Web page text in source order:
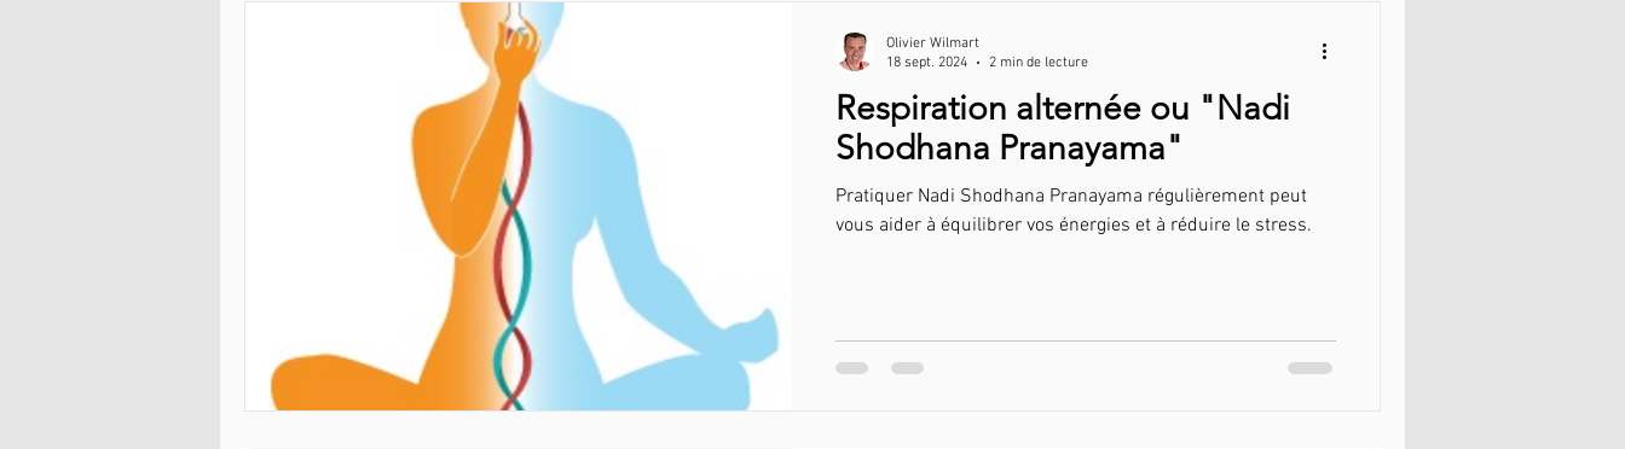
Respiration alternée ou "Nadi
Shodhana Pranayama"
Pratiquer Nadi Shodhana Pranayama régulièrement peut
vous aider à équilibrer vos énergies et à réduire le stress.
Olivier Wilmart
18 sept. 2024
2 min de lecture